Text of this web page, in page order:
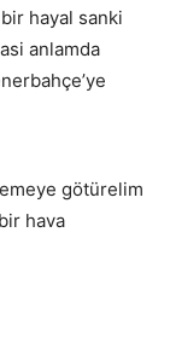
hayal sanki
anlamda
götürelim
hava